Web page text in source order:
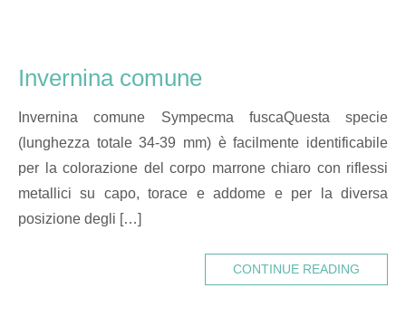
Invernina comune
Invernina comune Sympecma fuscaQuesta specie
(lunghezza totale 34-39 mm) è facilmente identificabile
per la colorazione del corpo marrone chiaro con riflessi
metallici su capo, torace e addome e per la diversa
posizione degli […]
CONTINUE READING